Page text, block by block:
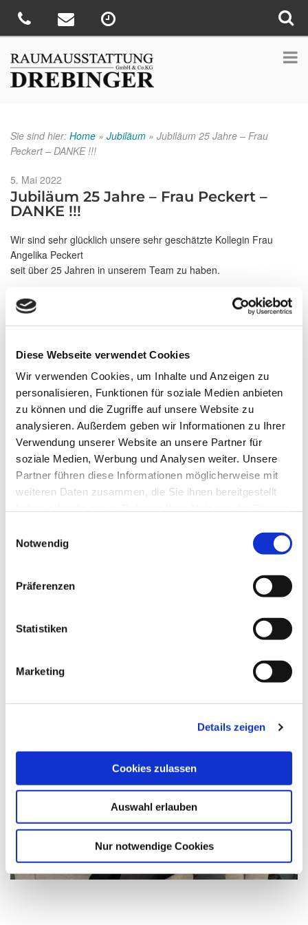
Diese Webseite verwendet Cookies
Wir verwenden Cookies, um Inhalte und Anzeigen zu
personalisieren, Funktionen für soziale Medien anbieten
zu können und die Zugriffe auf unsere Website zu
analysieren. Außerdem geben wir Informationen zu Ihrer
Verwendung unserer Website an unsere Partner für
soziale Medien, Werbung und Analysen weiter. Unsere
Partner führen diese Informationen möglicherweise mit
weiteren Daten zusammen, die Sie ihnen bereitgestellt
Notwendig
Präferenzen
Statistiken
Marketing
Details zeigen
Cookies zulassen
Auswahl erlauben
Nur notwendige Cookies
Sie sind hier: Home » Jubiläum » Jubiläum 25 Jahre – Frau
Peckert – DANKE !!!
Veröffentlicht
am
5. Mai 2022
Jubiläum 25 Jahre – Frau Peckert –
DANKE !!!
Wir sind sehr glücklich unsere sehr geschätzte Kollegin Frau
Angelika Peckert
seit über 25 Jahren in unserem Team zu haben.